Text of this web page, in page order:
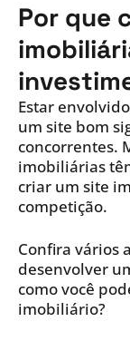
Por que
Estar
um site bom
concorrentes.
imobiliárias
criar um site
competição.
Confira vários
desenvolver
como você
imobiliário?